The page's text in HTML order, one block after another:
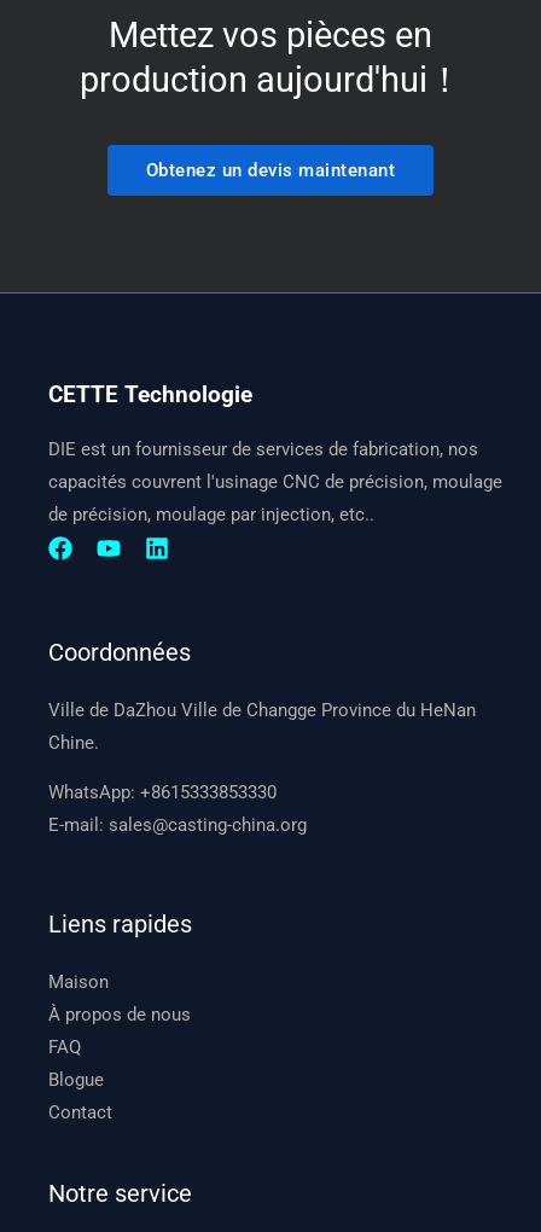
Mettez vos pièces en
production aujourd'hui！
Obtenez un devis maintenant
CETTE Technologie
DIE est un fournisseur de services de fabrication, nos
capacités couvrent l'usinage CNC de précision, moulage
de précision, moulage par injection, etc..
Coordonnées
Ville de DaZhou Ville de Changge Province du HeNan
Chine.
WhatsApp:+8615333853330
E-mail:sales@casting-china.org
Liens rapides
Maison
À propos de nous
FAQ
Blogue
Contact
Notre service